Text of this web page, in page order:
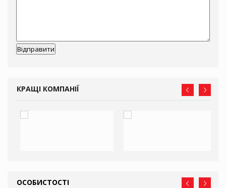
КРАЩІ КОМПАНІЇ
ОСОБИСТОСТІ